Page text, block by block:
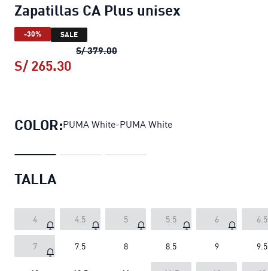
Zapatillas CA Plus unisex
-30% SALE
S/ 379.00Zapatillas CA Plus unisex
S/ 265.30
COLOR:PUMA White-PUMA White
TALLA
4 4.5 5 5.5 6 6.5
7 7.5 8 8.5 9 9.5